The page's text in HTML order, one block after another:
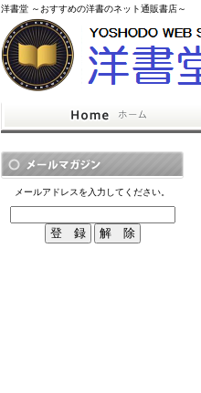
洋書堂 ～おすすめの洋書のネット通販書店～
メールアドレスを入力してください。